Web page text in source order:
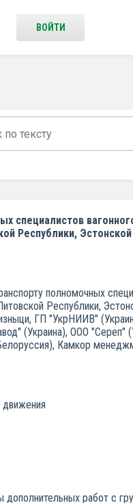
ВОЙТИ
специалистов
Республики,
полномочных
Республики,
ГП "УкрНИИВ"
(Украина), ООО "Сереп"
Камкор
движения
дополнительных работ с